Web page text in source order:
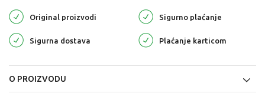
Original proizvodi Sigurno plaćanje
Sigurna dostava Plaćanje karticom
O PROIZVODU